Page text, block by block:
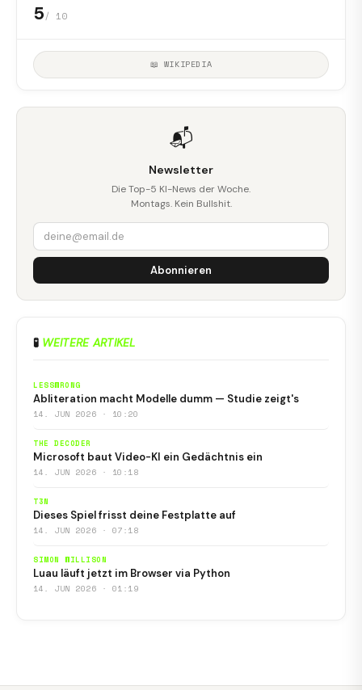
5/ 10
📖 WIKIPEDIA
📬
Newsletter
Die Top-5 KI-News der Woche.
Montags. Kein Bullshit.
Abonnieren
🧪 WEITERE ARTIKEL
LESSWRONG
Abliteration macht Modelle dumm — Studie zeigt's
14. JUN 2026 · 10:20
THE DECODER
Microsoft baut Video-KI ein Gedächtnis ein
14. JUN 2026 · 10:18
T3N
Dieses Spiel frisst deine Festplatte auf
14. JUN 2026 · 07:18
SIMON WILLISON
Luau läuft jetzt im Browser via Python
14. JUN 2026 · 01:19